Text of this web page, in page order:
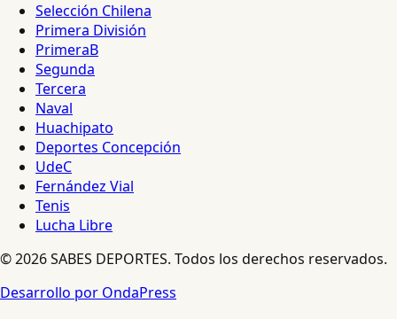
Selección Chilena
Primera División
PrimeraB
Segunda
Tercera
Naval
Huachipato
Deportes Concepción
UdeC
Fernández Vial
Tenis
Lucha Libre
© 2026 SABES DEPORTES. Todos los derechos reservados.
Desarrollo por OndaPress